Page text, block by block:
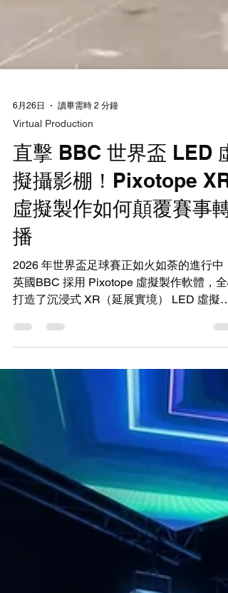
Virtual Production
直擊 BBC 世界盃 LED 虛
擬攝影棚！Pixotope XR
虛擬製作如何顛覆賽事轉
播
2026 年世界盃足球賽正如火如荼的進行中，
打造了沉浸式 XR（延展實境） LED 虛擬攝
影棚來製播 2026 世界盃。這套系統捨棄了
圖技術，讓觀眾身歷其境地感受美洲多個主
城市的賽事氛圍。 請觀賞實際影片： BBC
Pixotope XR 攝影棚核心亮點顯示 LED 虛擬
環景：攝影棚採用LED 牆面與地板，透過即
時算圖將場景延伸，將主播與賽事畫面完美
合。 拋棄傳統綠幕： 主持人與球評可直接與
真實大小的虛擬球場、球員資料互動，提升
覺沉浸感。 多機即時追蹤：藉助多機追蹤系
機的實際移動完美同步。 本土化製播：為了
應對跨越三國的龐大賽程與降低成本，BBC
選擇將製播中心集中於英國的
Salford（Dock10），並依靠強大的 XR 虛